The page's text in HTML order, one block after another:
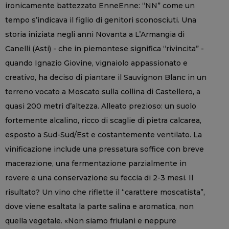
ironicamente battezzato EnneEnne: “NN” come un
tempo s’indicava il figlio di genitori sconosciuti. Una
storia iniziata negli anni Novanta a L’Armangia di
Canelli (Asti) - che in piemontese significa “rivincita” -
quando Ignazio Giovine, vignaiolo appassionato e
creativo, ha deciso di piantare il Sauvignon Blanc in un
terreno vocato a Moscato sulla collina di Castellero, a
quasi 200 metri d’altezza. Alleato prezioso: un suolo
fortemente alcalino, ricco di scaglie di pietra calcarea,
esposto a Sud-Sud/Est e costantemente ventilato. La
vinificazione include una pressatura soffice con breve
macerazione, una fermentazione parzialmente in
rovere e una conservazione su feccia di 2-3 mesi. Il
risultato? Un vino che riflette il “carattere moscatista”,
dove viene esaltata la parte salina e aromatica, non
quella vegetale. «Non siamo friulani e neppure